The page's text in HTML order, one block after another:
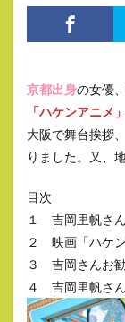
京都出身の女優、
「ハケンアニメ」
大阪で舞台挨拶
りました。又、
目次
１ 吉岡里帆さ
２ 映画「ハケ
３ 吉岡さんお
４ 吉岡里帆さ